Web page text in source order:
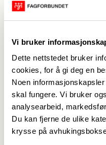
Vi bruker
Dette nettstedet bruker
cookies, for å gi deg en
Noen
skal fungere. Vi bruker
analysearbeid,
Du kan fjerne de ulike
krysse på
Leder yrkesseksjon
Unni Kristina
Pensjonisttillitsvalgt
+47 994 94 553
Inger Furu